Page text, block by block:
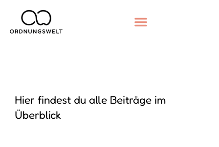
Hier findest du alle Beiträge im
Überblick